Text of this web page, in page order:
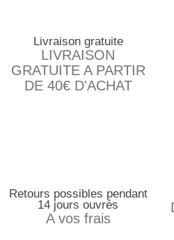
Livraison gratuite
LIVRAISON
GRATUITE A PARTIR
DE 40€ D'ACHAT
Retours possibles pendant
14 jours ouvrés
A vos frais